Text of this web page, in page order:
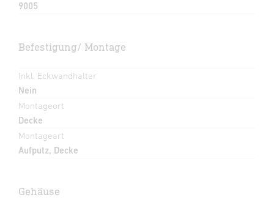
9005
Befestigung/ Montage
Inkl. Eckwandhalter
Nein
Montageort
Decke
Montageart
Aufputz, Decke
Gehäuse